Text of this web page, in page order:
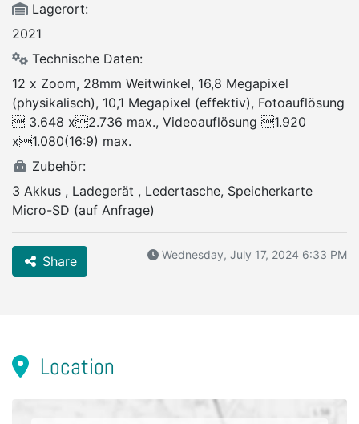
Lagerort:
2021
Technische Daten:
12 x Zoom, 28mm Weitwinkel, 16,8 Megapixel
(physikalisch), 10,1 Megapixel (effektiv), Fotoauflösung
 3.648 x2.736 max., Videoauflösung 1.920
x1.080(16:9) max.
Zubehör:
3 Akkus , Ladegerät , Ledertasche, Speicherkarte
Micro-SD (auf Anfrage)
Share Wednesday, July 17, 2024 6:33 PM
Location